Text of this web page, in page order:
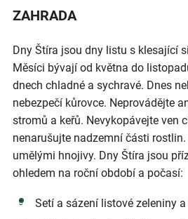
ZAHRADA
Dny Štíra jsou dny listu s klesající
Měsíci bývají od května do
dnech chladné a sychravé. Dnes
nebezpečí kůrovce. Neprovádějte
stromů a keřů. Nevykopávejte ven
nenarušujte nadzemní části
umělými hnojivy. Dny Štíra jsou
ohledem na roční období a počasí:
Setí a sázení listové zeleniny